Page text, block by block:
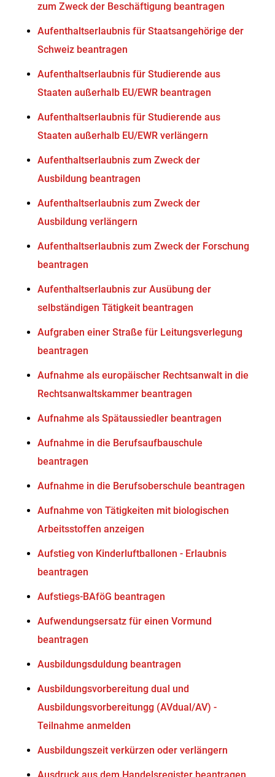
zum Zweck der Beschäftigung beantragen
Aufenthaltserlaubnis für Staatsangehörige der
Schweiz beantragen
Aufenthaltserlaubnis für Studierende aus
Staaten außerhalb EU/EWR beantragen
Aufenthaltserlaubnis für Studierende aus
Staaten außerhalb EU/EWR verlängern
Aufenthaltserlaubnis zum Zweck der
Ausbildung beantragen
Aufenthaltserlaubnis zum Zweck der
Ausbildung verlängern
Aufenthaltserlaubnis zum Zweck der Forschung
beantragen
Aufenthaltserlaubnis zur Ausübung der
selbständigen Tätigkeit beantragen
Aufgraben einer Straße für Leitungsverlegung
beantragen
Aufnahme als europäischer Rechtsanwalt in die
Rechtsanwaltskammer beantragen
Aufnahme als Spätaussiedler beantragen
Aufnahme in die Berufsaufbauschule
beantragen
Aufnahme in die Berufsoberschule beantragen
Aufnahme von Tätigkeiten mit biologischen
Arbeitsstoffen anzeigen
Aufstieg von Kinderluftballonen - Erlaubnis
beantragen
Aufstiegs-BAföG beantragen
Aufwendungsersatz für einen Vormund
beantragen
Ausbildungsduldung beantragen
Ausbildungsvorbereitung dual und
Ausbildungsvorbereitungg (AVdual/AV) -
Teilnahme anmelden
Ausbildungszeit verkürzen oder verlängern